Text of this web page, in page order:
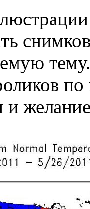
желание